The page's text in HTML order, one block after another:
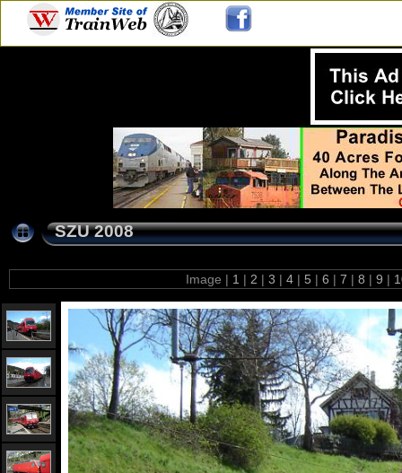
SZU 2008
Image | 1 | 2 | 3 | 4 | 5 | 6 | 7 | 8 | 9 |